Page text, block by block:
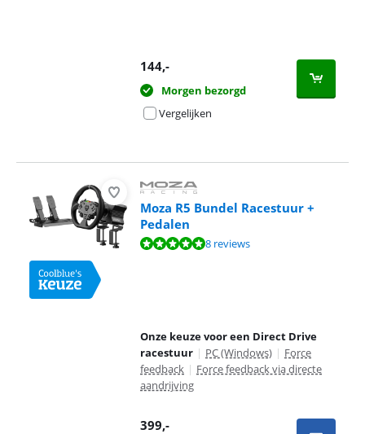
144,-
Morgen bezorgd
Vergelijken
Moza R5 Bundel Racestuur +
Pedalen
Beoordeling is 9,8 van de 10, gebaseerd op 8 reviews.
8 reviews
Onze keuze voor een Direct Drive
racestuur | PC (Windows) | Force
feedback | Force feedback via directe
aandrijving
399,-